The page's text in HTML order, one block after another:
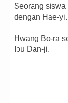
Seorang siswa
dengan Hae-yi.
Hwang Bo-ra
Ibu Dan-ji.